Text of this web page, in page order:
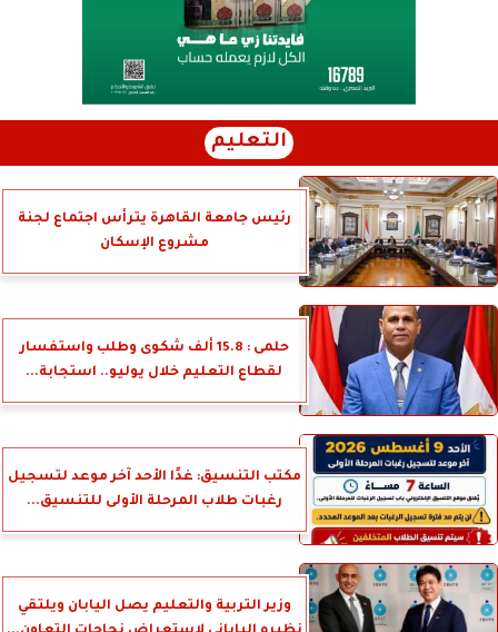
التعليم
رئيس جامعة القاهرة يترأس اجتماع لجنة
مشروع الإسكان
حلمى : 15.8 ألف شكوى وطلب واستفسار
لقطاع التعليم خلال يوليو.. استجابة...
مكتب التنسيق: غدًا الأحد آخر موعد لتسجيل
رغبات طلاب المرحلة الأولى للتنسيق...
وزير التربية والتعليم يصل اليابان ويلتقي